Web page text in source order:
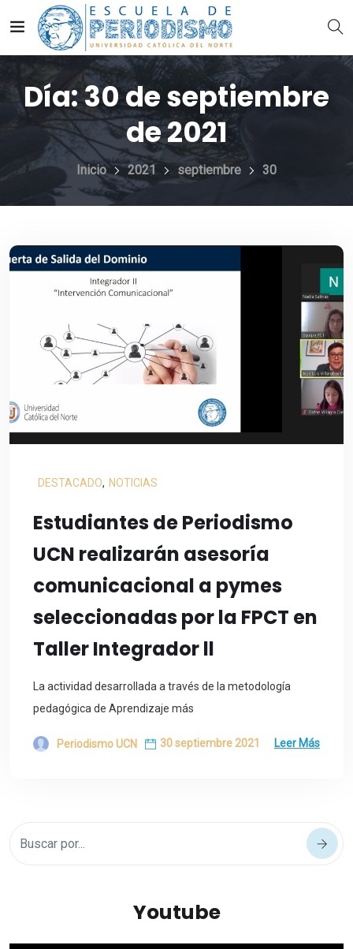
Día:30 de septiembre
de 2021
Inicio 2021 septiembre 30
DESTACADO, NOTICIAS
Estudiantes de Periodismo
UCN realizarán asesoría
comunicacional a pymes
seleccionadas por la FPCT en
Taller Integrador ll
La actividad desarrollada a través de la metodología
pedagógica de Aprendizaje más
Periodismo UCN 30 septiembre 2021 Leer Más
Youtube